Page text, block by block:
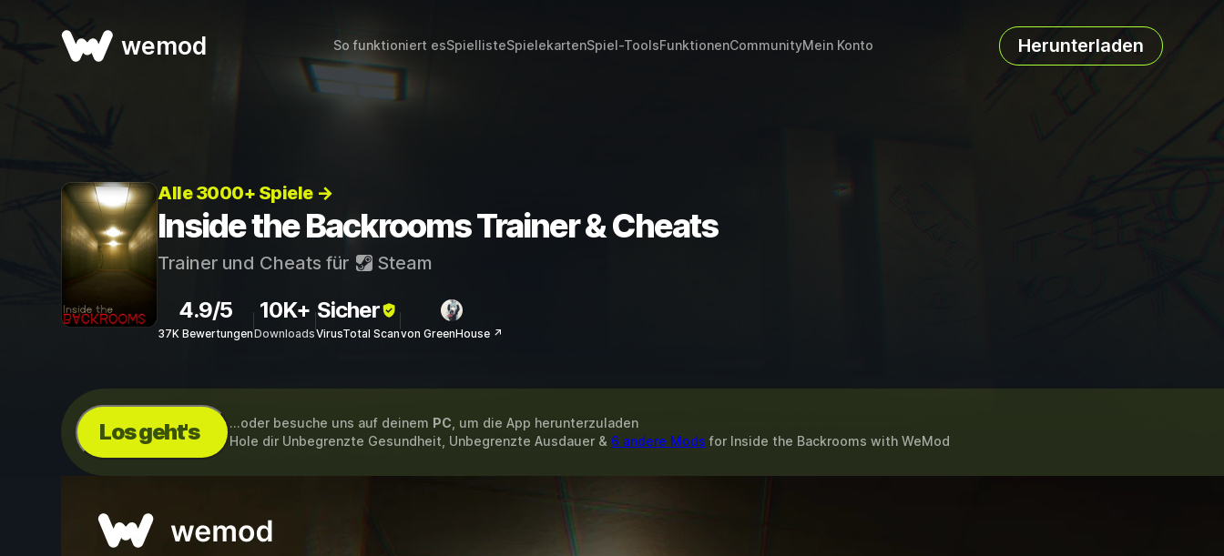
wemod So funktioniert esSpiellisteSpielekartenSpiel-ToolsFunktionenCommunityMein Konto Herunterladen
Alle 3000+ Spiele →
Inside the Backrooms Trainer & Cheats
Trainer und Cheats für Steam
4.9/5
37K Bewertungen
10K+
Downloads
Sicher
VirusTotal Scanvon GreenHouse ↗
Los geht's ...oder besuche uns auf deinem PC , um die App herunterzuladen
Hole dir Unbegrenzte Gesundheit, Unbegrenzte Ausdauer & 6 andere Mods for Inside the Backrooms with WeMod